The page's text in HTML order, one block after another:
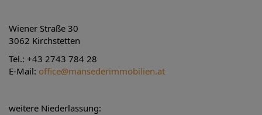
Wiener Straße 30
3062 Kirchstetten
Tel.: +43 2743 784 28
E-Mail: office@mansederimmobilien.at
weitere Niederlassung: